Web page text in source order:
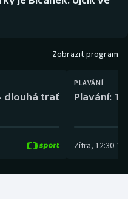
Zobrazit program
dlouhá trať
PLAVÁNÍ
Plavání:
Zítra, 12:30-